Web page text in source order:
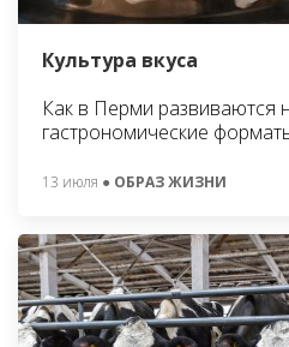
Культура вкуса
Как в Перми развиваются
гастрономические
13 июля ● ОБРАЗ ЖИЗНИ